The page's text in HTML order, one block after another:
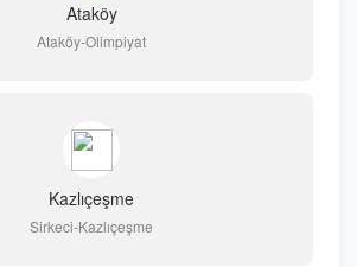
Ataköy
Ataköy-Olimpiyat
Kazlıçeşme
Sirkeci-Kazlıçeşme